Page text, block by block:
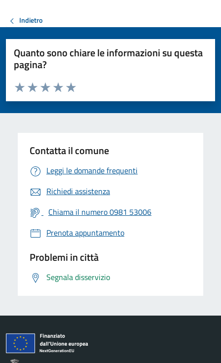
Indietro
Quanto sono chiare le informazioni su questa
pagina?
Valuta da 1 a 5 stelle la pagina
Valuta 5 stelle su 5
Valuta 4 stelle su 5
Valuta 3 stelle su 5
Valuta 2 stelle su 5
Valuta 1 stelle su 5
Contatta il comune
Leggi le domande frequenti
Richiedi assistenza
Chiama il numero 0981 53006
Prenota appuntamento
Problemi in città
Segnala disservizio